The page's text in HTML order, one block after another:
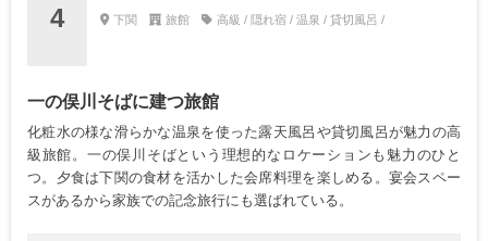
4 下関 旅館 高級 / 隠れ宿 / 温泉 / 貸切風呂 /
一の俣川そばに建つ旅館
化粧水の様な滑らかな温泉を使った露天風呂や貸切風呂が魅力の高
級旅館。一の俣川そばという理想的なロケーションも魅力のひと
つ。夕食は下関の食材を活かした会席料理を楽しめる。宴会スペー
スがあるから家族での記念旅行にも選ばれている。